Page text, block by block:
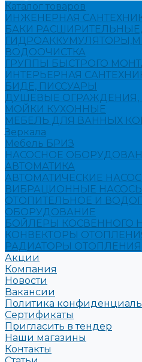
Каталог товаров
ИНЖЕНЕРНАЯ
БАКИ РАСШИРИТЕЛЬНЫЕ,
ВОДООЧИСТКА
ГРУППЫ БЫСТРОГО
ИНТЕРЬЕРНАЯ
БИДЕ, ПИССУАРЫ
ДУШЕВЫЕ
МОЙКИ КУХОННЫЕ
МЕБЕЛЬ ДЛЯ ВАННЫХ
Зеркала
Мебель БРИЗ
НАСОСНОЕ
АВТОМАТИКА
АВТОМАТИЧЕСКИЕ
ВИБРАЦИОННЫЕ
ОТОПИТЕЛЬНОЕ И
ОБОРУДОВАНИЕ
БОЙЛЕРЫ КОСВЕННОГО
КОНВЕКТОРЫ
РАДИАТОРЫ ОТОПЛЕНИЯ
Акции
Компания
Новости
Вакансии
Политика
Сертификаты
Пригласить в тендер
Наши магазины
Контакты